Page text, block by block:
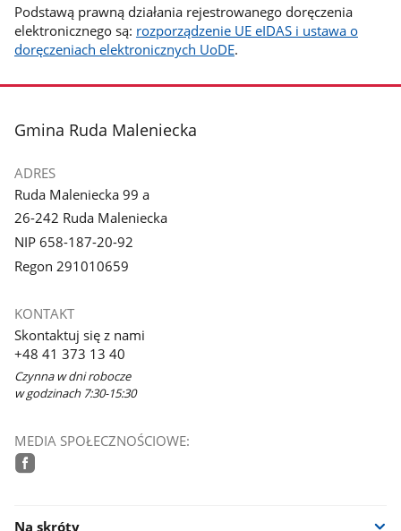
Podstawą prawną działania rejestrowanego doręczenia
elektronicznego są: rozporządzenie UE eIDAS i ustawa o
doręczeniach elektronicznych UoDE.
stopka
Gmina Ruda Maleniecka
ADRES
Ruda Maleniecka 99 a
26-242 Ruda Maleniecka
NIP 658-187-20-92
Regon 291010659
KONTAKT
Skontaktuj się z nami
+48 41 373 13 40
Czynna w dni robocze
w godzinach 7:30-15:30
MEDIA SPOŁECZNOŚCIOWE:
Na skróty